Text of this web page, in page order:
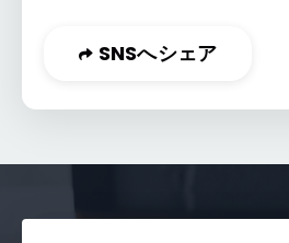
SNSへシェア